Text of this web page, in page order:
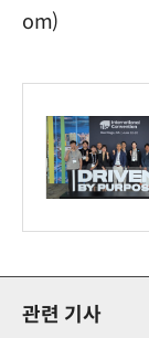
om)
관련 기사